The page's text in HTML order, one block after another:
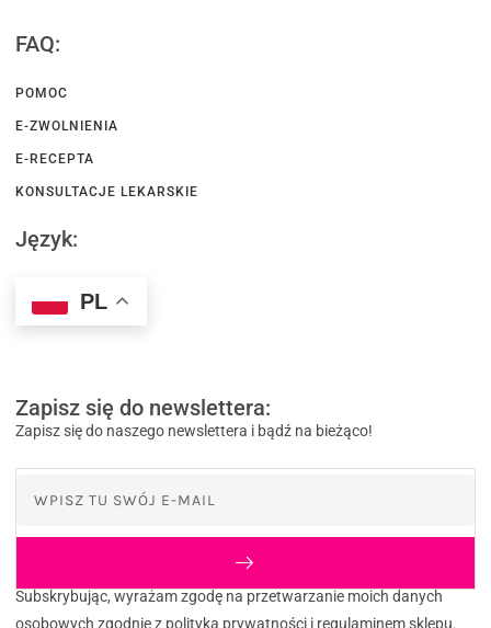
FAQ:
POMOC
E-ZWOLNIENIA
E-RECEPTA
KONSULTACJE LEKARSKIE
Język:
PL
Zapisz się do newslettera:
Zapisz się do naszego newslettera i bądź na bieżąco!
Subskrybując, wyrażam zgodę na przetwarzanie moich danych
osobowych zgodnie z polityką prywatności i regulaminem sklepu.